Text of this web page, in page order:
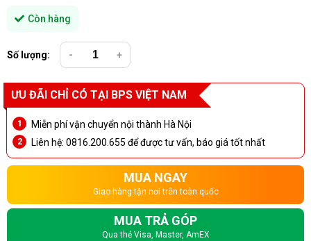
Còn hàng
Số lượng: - +
ƯU ĐÃI CHỈ CÓ TẠI BPS VIỆT NAM
Miễn phí vận chuyển nội thành Hà Nội
Liên hệ: 0816.200.655 để được tư vấn, báo giá tốt nhất
MUA NGAY
Giao hàng tận nơi trên toàn quốc
MUA TRẢ GÓP
Qua thẻ Visa, Master, AmEX